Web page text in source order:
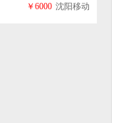
沈阳移动
￥6000